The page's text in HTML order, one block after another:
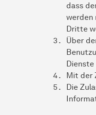
dass
werden
Dritte
Über
Dienste
Mit der
Die